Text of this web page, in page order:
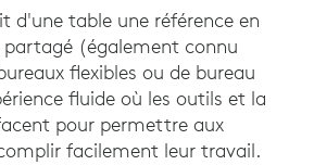
d'une table une référence en
(également connu
flexibles ou de bureau
fluide où les outils et la
pour permettre aux
facilement leur travail.